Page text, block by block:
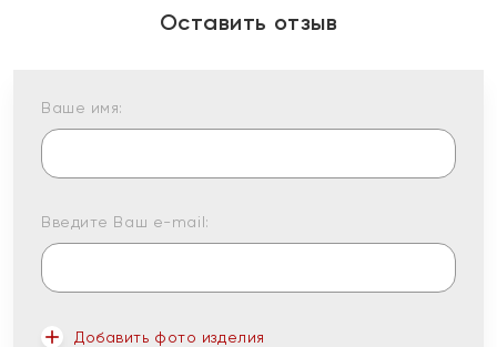
Оставить отзыв
Ваше имя:
Введите Ваш e-mail:
Добавить фото изделия